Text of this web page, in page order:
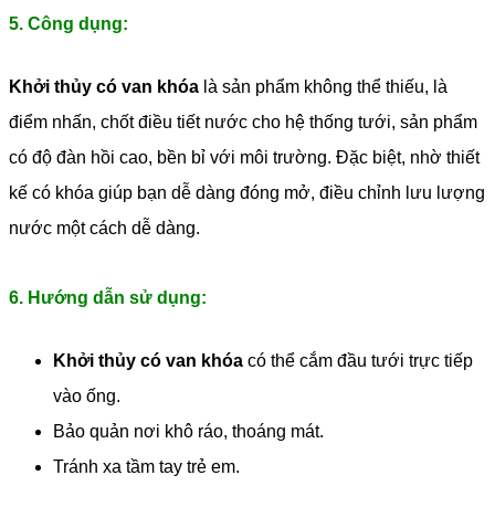
5. Công dụng:
Khởi thủy có van khóa là sản phẩm không thể thiếu, là
điểm nhấn, chốt điều tiết nước cho hệ thống tưới, sản phẩm
có độ đàn hồi cao, bền bỉ với môi trường. Đặc biệt, nhờ thiết
kế có khóa giúp bạn dễ dàng đóng mở, điều chỉnh lưu lượng
nước một cách dễ dàng.
6. Hướng dẫn sử dụng:
Khởi thủy có van khóa có thể cắm đầu tưới trực tiếp
vào ống.
Bảo quản nơi khô ráo, thoáng mát.
Tránh xa tầm tay trẻ em.